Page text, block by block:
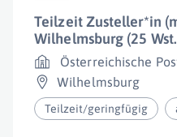
Teilzeit Zusteller*in
Wilhelmsburg (25
Österreichische
Wilhelmsburg
Teilzeit/geringfügig